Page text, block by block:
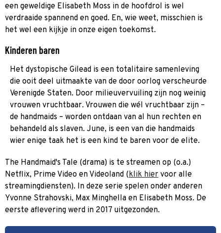
een geweldige Elisabeth Moss in de hoofdrol is wel
verdraaide spannend en goed. En, wie weet, misschien is
het wel een kijkje in onze eigen toekomst.
Kinderen baren
Het dystopische Gilead is een totalitaire samenleving
die ooit deel uitmaakte van de door oorlog verscheurde
Verenigde Staten. Door milieuvervuiling zijn nog weinig
vrouwen vruchtbaar. Vrouwen die wél vruchtbaar zijn –
de handmaids – worden ontdaan van al hun rechten en
behandeld als slaven. June, is een van die handmaids
wier enige taak het is een kind te baren voor de elite.
The Handmaid's Tale (drama) is te streamen op (o.a.)
Netflix, Prime Video en Videoland (klik hier voor alle
streamingdiensten). In deze serie spelen onder anderen
Yvonne Strahovski, Max Minghella en Elisabeth Moss. De
eerste aflevering werd in 2017 uitgezonden.